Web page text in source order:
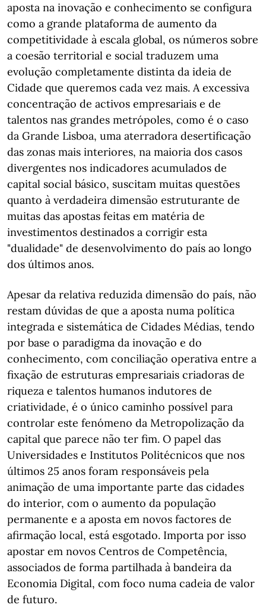
aposta na inovação e conhecimento se configura
como a grande plataforma de aumento da
competitividade à escala global, os números sobre
a coesão territorial e social traduzem uma
evolução completamente distinta da ideia de
Cidade que queremos cada vez mais. A excessiva
concentração de activos empresariais e de
talentos nas grandes metrópoles, como é o caso
da Grande Lisboa, uma aterradora desertificação
das zonas mais interiores, na maioria dos casos
divergentes nos indicadores acumulados de
capital social básico, suscitam muitas questões
quanto à verdadeira dimensão estruturante de
muitas das apostas feitas em matéria de
investimentos destinados a corrigir esta
"dualidade" de desenvolvimento do país ao longo
dos últimos anos.
Apesar da relativa reduzida dimensão do país, não
restam dúvidas de que a aposta numa política
integrada e sistemática de Cidades Médias, tendo
por base o paradigma da inovação e do
conhecimento, com conciliação operativa entre a
fixação de estruturas empresariais criadoras de
riqueza e talentos humanos indutores de
criatividade, é o único caminho possível para
controlar este fenómeno da Metropolização da
capital que parece não ter fim. O papel das
Universidades e Institutos Politécnicos que nos
últimos 25 anos foram responsáveis pela
animação de uma importante parte das cidades
do interior, com o aumento da população
permanente e a aposta em novos factores de
afirmação local, está esgotado. Importa por isso
apostar em novos Centros de Competência,
associados de forma partilhada à bandeira da
Economia Digital, com foco numa cadeia de valor
de futuro.